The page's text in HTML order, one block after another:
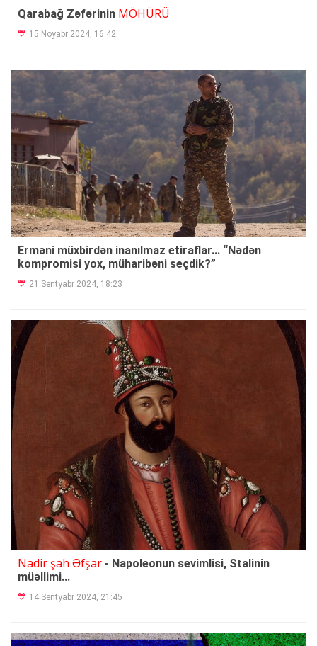
Qarabağ Zəfərinin MÖHÜRÜ
15 Noyabr 2024, 16:42
Erməni müxbirdən inanılmaz etiraflar... “Nədən
kompromisi yox, müharibəni seçdik?”
21 Sentyabr 2024, 18:23
Nadir şah Əfşar - Napoleonun sevimlisi, Stalinin
müəllimi...
14 Sentyabr 2024, 21:45